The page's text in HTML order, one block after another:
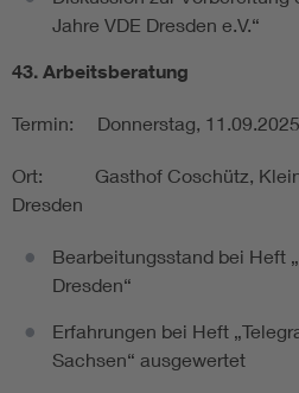
Jahre VDE Dresden e.V.“
43. Arbeitsberatung
Termin: Donnerstag,
Ort: Gasthof Coschütz,
Dresden
Bearbeitungsstand bei Heft
Dresden“
Erfahrungen bei Heft
Sachsen“ ausgewertet